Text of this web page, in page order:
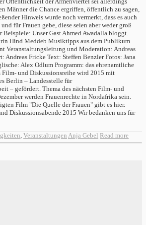
Männer die Chance ergriffen, öffentlich zu sagen,
Hinweis wurde noch vermerkt, dass es auch
für Frauen gebe, diese seien aber weder groß
Beispiele: Unser Gast Ahmed Awadalla bloggt.
Hind Meddeb Musiktipps aus dem Publikum
Veranstaltungsleitung und Moderation: Andreas
Andreas Fricke Text: Steffen Benzler Fotos: Jana
Alex Odlum Programm: das ehrenamtliche
Film- und Diskussionsreihe wird 2015 mit
Berlin – Landesstelle für
– gefördert. Thema des nächsten Film- und
werden Frauenrechte in Nordafrika sein.
Film "Die Quelle der Frauen" gibt es hier.
Diskussionsabende 2015 Wir bedanken uns für
Veranstaltungen Anja Gebel Read more